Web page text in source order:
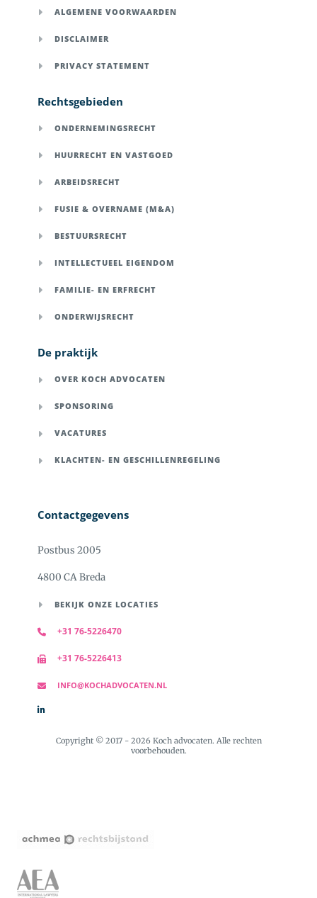
ALGEMENE VOORWAARDEN
DISCLAIMER
PRIVACY STATEMENT
Rechtsgebieden
ONDERNEMINGSRECHT
HUURRECHT EN VASTGOED
ARBEIDSRECHT
FUSIE & OVERNAME (M&A)
BESTUURSRECHT
INTELLECTUEEL EIGENDOM
FAMILIE- EN ERFRECHT
ONDERWIJSRECHT
De praktijk
OVER KOCH ADVOCATEN
SPONSORING
VACATURES
KLACHTEN- EN GESCHILLENREGELING
Contactgegevens
Postbus 2005
4800 CA Breda
BEKIJK ONZE LOCATIES
+31 76-5226470
+31 76-5226413
INFO@KOCHADVOCATEN.NL
Copyright © 2017 - 2026 Koch advocaten. Alle rechten
voorbehouden.